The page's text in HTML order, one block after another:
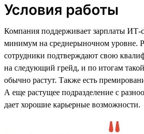
Условия работы
Компания поддерживает зарплаты ИТ-
минимум на среднерыночном уровне.
сотрудники подтверждают свою
на следующий грейд, и по итогам
обычно растут. Также есть
А еще растущее подразделение с
дает хорошие карьерные возможности.